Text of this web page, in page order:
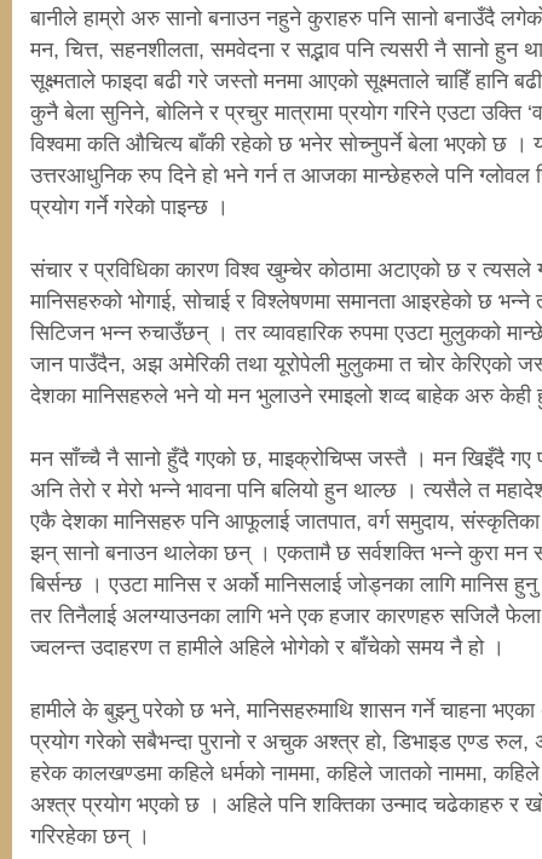
बानीले हाम्रो अरु सानो बनाउन नहुने कुराहरु पनि सानो बनाउँदै
मन, चित्त, सहनशीलता, समवेदना र सद्भाव पनि त्यसरी नै सानो हुन
सूक्ष्मताले फाइदा बढी गरे जस्तो मनमा आएको सूक्ष्मताले चाहिँ हानि
कुनै बेला सुनिने, बोलिने र प्रचुर मात्रामा प्रयोग गरिने एउटा
विश्वमा कति औचित्य बाँकी रहेको छ भनेर सोच्नुपर्ने बेला भएको छ ।
उत्तरआधुनिक रुप दिने हो भने गर्न त आजका मान्छेहरुले पनि ग्लोवल
प्रयोग गर्ने गरेको पाइन्छ ।
संचार र प्रविधिका कारण विश्व खुम्चेर कोठामा अटाएको छ र त्यसले
मानिसहरुको भोगाई, सोचाई र विश्लेषणमा समानता आइरहेको छ
सिटिजन भन्न रुचाउँछन् । तर व्यावहारिक रुपमा एउटा मुलुकको
जान पाउँदैन, अझ अमेरिकी तथा यूरोपेली मुलुकमा त चोर केरिएको
देशका मानिसहरुले भने यो मन भुलाउने रमाइलो शव्द बाहेक अरु
मन साँच्चै नै सानो हुँदै गएको छ, माइक्रोचिप्स जस्तै । मन खिइँदै गए
अनि तेरो र मेरो भन्ने भावना पनि बलियो हुन थाल्छ । त्यसैले त
एकै देशका मानिसहरु पनि आफूलाई जातपात, वर्ग समुदाय,
झन् सानो बनाउन थालेका छन् । एकतामै छ सर्वशक्ति भन्ने कुरा मन
बिर्सन्छ । एउटा मानिस र अर्को मानिसलाई जोड्नका लागि मानिस
तर तिनैलाई अलग्याउनका लागि भने एक हजार कारणहरु सजिलै फेला
ज्वलन्त उदाहरण त हामीले अहिले भोगेको र बाँचेको समय नै हो ।
हामीले के बुझ्नु परेको छ भने, मानिसहरुमाथि शासन गर्ने चाहना
प्रयोग गरेको सबैभन्दा पुरानो र अचुक अश्त्र हो, डिभाइड एण्ड
हरेक कालखण्डमा कहिले धर्मको नाममा, कहिले जातको नाममा, कहिले
अश्त्र प्रयोग भएको छ । अहिले पनि शक्तिका उन्माद चढेकाहरु र
गरिरहेका छन् ।